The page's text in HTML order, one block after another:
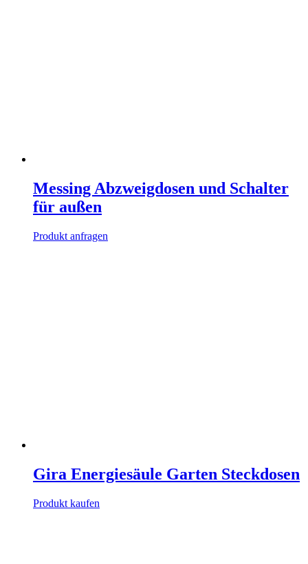
Messing Abzweigdosen und Schalter
für außen
Produkt anfragen
Gira Energiesäule Garten Steckdosen
Produkt kaufen